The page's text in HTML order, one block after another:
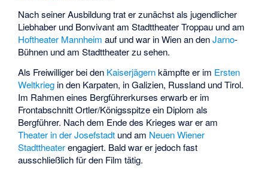
Nach seiner Ausbildung trat er zunächst als jugendlicher
Liebhaber und Bonvivant amStadttheater Troppau und am
Hoftheater Mannheim auf und war in Wien an denJarno-
Bühnen und am Stadttheater zu sehen.
Als Freiwilliger bei den Kaiserjägernkämpfte er im Ersten
Weltkrieg in den Karpaten, in Galizien, Russland und Tirol.
Im Rahmen eines Bergführerkurses erwarb er im
Frontabschnitt Ortler/Königsspitze ein Diplom als
Bergführer. Nach dem Ende des Krieges war er am
Theater in der Josefstadt und am Neuen Wiener
Stadttheaterengagiert. Bald war er jedoch fast
ausschließlich für den Film tätig.